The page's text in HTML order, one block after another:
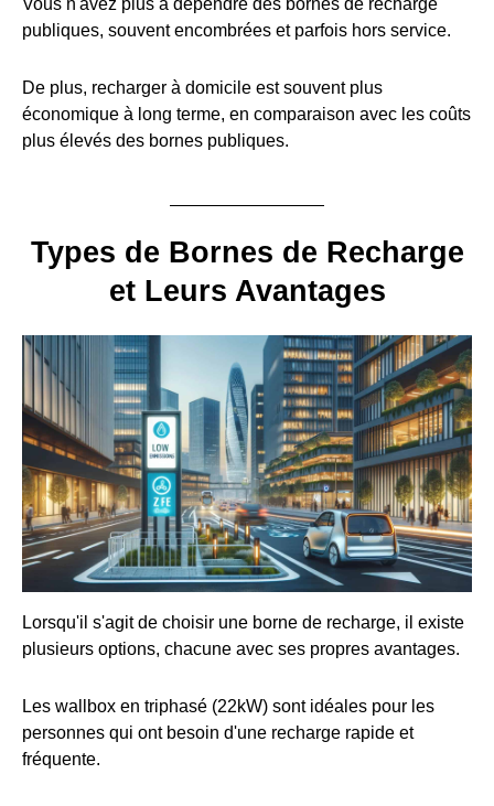
publiques, souvent encombrées et parfois hors service.
De plus, recharger à domicile est souvent plus
économique à long terme, en comparaison avec les coûts
plus élevés des bornes publiques.
Types de Bornes de Recharge
et Leurs Avantages
Lorsqu'il s'agit de choisir une borne de recharge, il existe
plusieurs options, chacune avec ses propres avantages.
Les wallbox en triphasé (22kW) sont idéales pour les
personnes qui ont besoin d'une recharge rapide et
fréquente.